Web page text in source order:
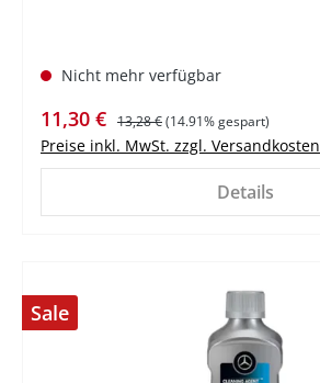
Nicht mehr verfügbar
Verkaufspreis:
11,30 € Regulärer Preis:
13,28 €(14.91% gespart)
Preise inkl. MwSt. zzgl. Versandkosten
Details
Sale